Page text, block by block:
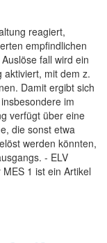
reagiert,
empfindlichen
fall wird ein
aktiviert, mit dem z.
Damit ergibt sich
im
verfügt über eine
die sonst etwa
werden könnten,
- ELV
1 ist ein Artikel